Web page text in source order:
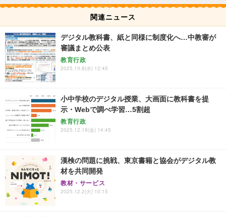
関連ニュース
デジタル教科書、紙と同様に制度化へ…中教審が
審議まとめ公表
教育行政
2025.10.8(水) 12:45
小中学校のデジタル授業、大画面に教科書を提
示・Webで調べ学習…5割超
教育行政
2025.12.19(金) 14:45
漢検の問題に挑戦、東京書籍と協会がデジタル教
材を共同開発
教材・サービス
2025.12.2(火) 10:15